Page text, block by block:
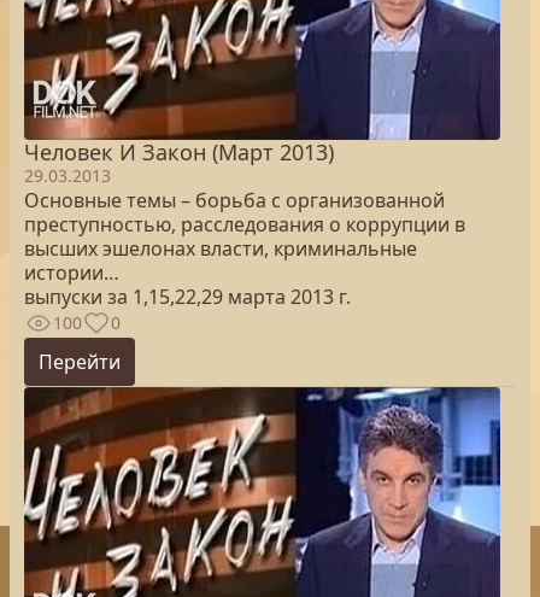
Человек И Закон (Март 2013)
29.03.2013
Основные темы – борьба с организованной
преступностью, расследования о коррупции в
высших эшелонах власти, криминальные
истории…
выпуски за 1,15,22,29 марта 2013 г.
100 0
Перейти